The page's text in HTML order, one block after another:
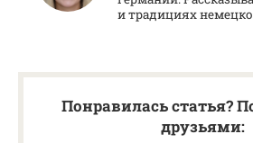
и традициях
Понравилась статья?
друзьями: